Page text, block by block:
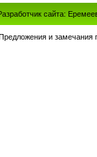
сайта:
и замечания